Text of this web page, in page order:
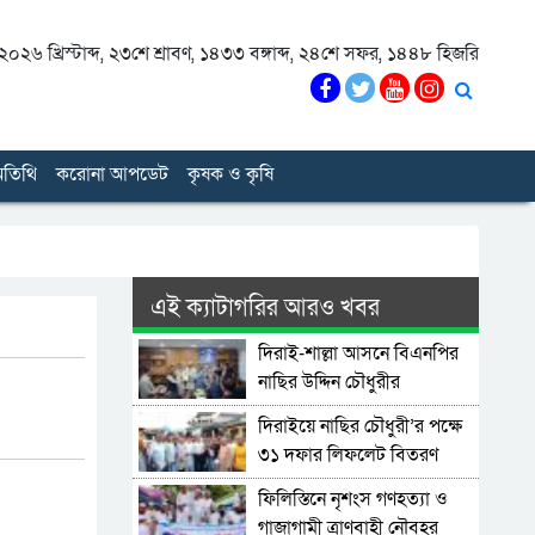
খ্রিস্টাব্দ, ২৩শে শ্রাবণ, ১৪৩৩ বঙ্গাব্দ, ২৪শে সফর, ১৪৪৮ হিজরি
করোনা আপডেট কৃষক ও কৃষি
এই ক্যাটাগরির আরও খবর
দিরাই-শাল্লা আসনে বিএনপির
নাছির উদ্দিন চৌধুরীর
মনোনয়নপত্র সংগ্রহ
দিরাইয়ে নাছির চৌধুরী’র পক্ষে
৩১ দফার লিফলেট বিতরণ
ফিলিস্তিনে নৃশংস গণহত্যা ও
গাজাগামী ত্রাণবাহী নৌবহর